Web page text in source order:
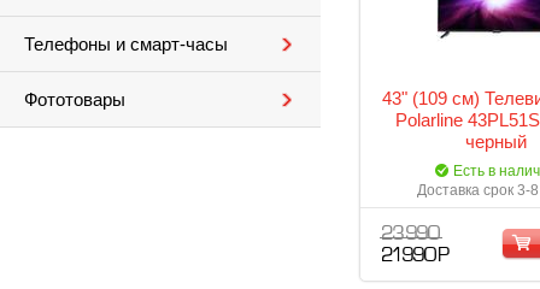
Телефоны и смарт-часы
Фототовары
43" (109 см)
Polarline
черный
Есть в
Доставка срок 3-
23 990
21 990 Р